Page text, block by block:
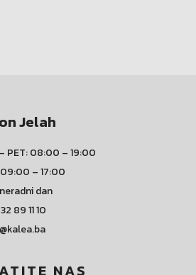
Jelah
PET: 08:00 – 19:00
09:00 – 17:00
dan
89 11 10
NAS